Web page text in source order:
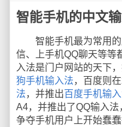
智能手机的中文
智能手机最为常用的
信、上手机QQ聊天等等
入法是门户网站的天下
狗手机输入法，百度则
法，并推出百度手机输
A4，并推出了QQ输入
争夺手机用户上开始蠢蠢